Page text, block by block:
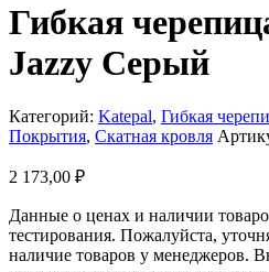
Гибкая
Jazzy Серый
Категорий: Katepal, Гибкая
Покрытия, Скатная кровля
2 173,00 ₽
Данные о ценах и наличии
тестирования. Пожалуйста,
наличие товаров у менеджеров.